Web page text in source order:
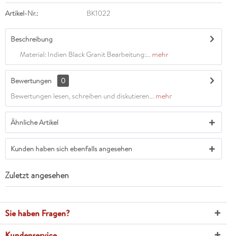
Artikel-Nr.: BK1022
Beschreibung
Material: Indien Black Granit Bearbeitung:... mehr
Bewertungen
0
Bewertungen lesen, schreiben und diskutieren... mehr
Ähnliche Artikel
Kunden haben sich ebenfalls angesehen
Zuletzt angesehen
Sie haben Fragen?